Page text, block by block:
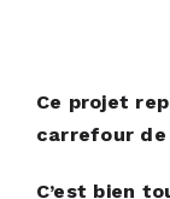
Ce projet
carrefour
C’est bien